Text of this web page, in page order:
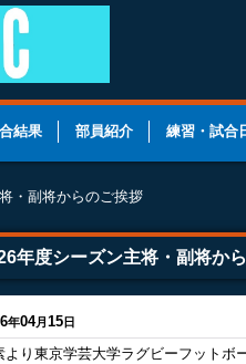
結果 部員紹介 練習・試合
・副将からのご挨拶
年度シーズン主将・副将か
年04月15日
より東京学芸大学ラグビーフットボ